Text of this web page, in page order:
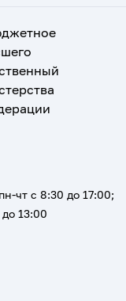
чт с 8:30 до 17:00;
13:00